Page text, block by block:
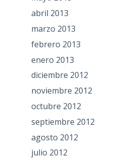
abril 2013
marzo 2013
febrero 2013
enero 2013
diciembre 2012
noviembre 2012
octubre 2012
septiembre 2012
agosto 2012
julio 2012